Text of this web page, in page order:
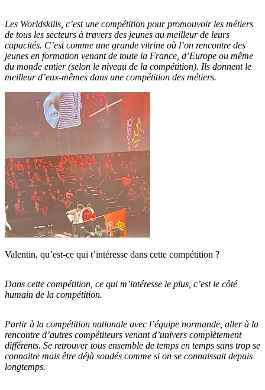
Les Worldskills, c’est une compétition pour promouvoir les métiers
de tous les secteurs à travers des jeunes au meilleur de leurs
capacités. C’est comme une grande vitrine où l’on rencontre des
jeunes en formation venant de toute la France, d’Europe ou même
du monde entier (selon le niveau de la compétition). Ils donnent le
meilleur d’eux-mêmes dans une compétition des métiers.
Valentin, qu’est-ce qui t’intéresse dans cette compétition ?
Dans cette compétition, ce qui m’intéresse le plus, c’est le côté
humain de la compétition.
Partir à la compétition nationale avec l’équipe normande, aller à la
rencontre d’autres compétiteurs venant d’univers complètement
différents. Se retrouver tous ensemble de temps en temps sans trop se
connaitre mais être déjà soudés comme si on se connaissait depuis
longtemps.